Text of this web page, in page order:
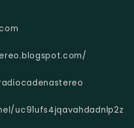
uc91ufs4jqavahdadnlp2z